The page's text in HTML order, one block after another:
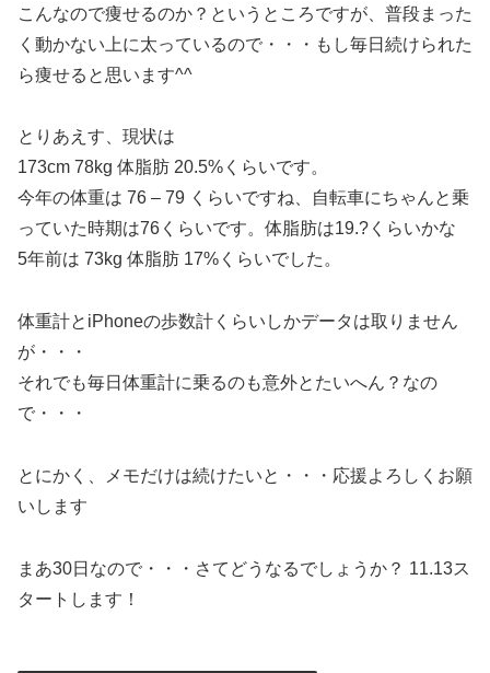
こんなので痩せるのか？というところですが、普段まった
く動かない上に太っているので・・・もし毎日続けられた
ら痩せると思います^^
とりあえす、現状は
173cm 78kg 体脂肪 20.5%くらいです。
今年の体重は 76 – 79 くらいですね、自転車にちゃんと乗
っていた時期は76くらいです。体脂肪は19.?くらいかな
5年前は 73kg 体脂肪 17%くらいでした。
体重計とiPhoneの歩数計くらいしかデータは取りません
が・・・
それでも毎日体重計に乗るのも意外とたいへん？なの
で・・・
とにかく、メモだけは続けたいと・・・応援よろしくお願
いします
まあ30日なので・・・さてどうなるでしょうか？ 11.13ス
タートします！